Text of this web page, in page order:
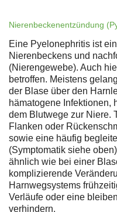
Nierenbeckenentzündung
Eine Pyelonephritis ist
Nierenbeckens und
(Nierengewebe). Auch
betroffen. Meistens
der Blase über den
hämatogene Infektionen,
dem Blutwege zur Niere.
Flanken oder
sowie eine häufig
(Symptomatik siehe
ähnlich wie bei einer
komplizierende
Harnwegsystems
Verläufe oder eine
verhindern.